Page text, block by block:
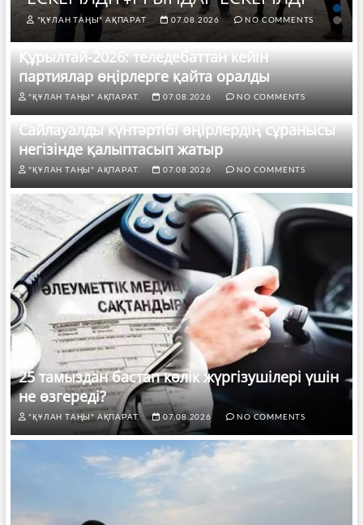
"ҚҰЛАН ТАҢЫ" АҚПАРАТ. 07.08.2026 NO COMMENTS
Құрылтай-2026: теледебаттан кейін
партиялар өңірлерге қайта оралды
"ҚҰЛАН ТАҢЫ" АҚПАРАТ. 07.08.2026 NO COMMENTS
Сайлауалды күнтәртібі өңірлердің сұранысы
негізінде қалыптасып жатыр
"ҚҰЛАН ТАҢЫ" АҚПАРАТ. 07.08.2026 NO COMMENTS
25 тамыздан бастап көлік жүргізушілері үшін
не өзгереді?
"ҚҰЛАН ТАҢЫ" АҚПАРАТ. 07.08.2026 NO COMMENTS